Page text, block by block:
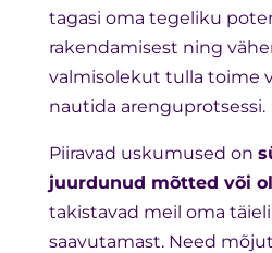
tagasi oma tegeliku
rakendamisest ning
valmisolekut tulla toime
nautida arenguprotsessi.
Piiravad uskumused on
juurdunud mõtted või
takistavad meil oma
saavutamast. Need